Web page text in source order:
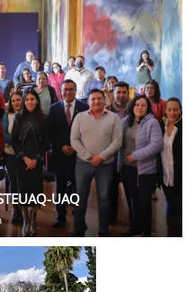
UAQ